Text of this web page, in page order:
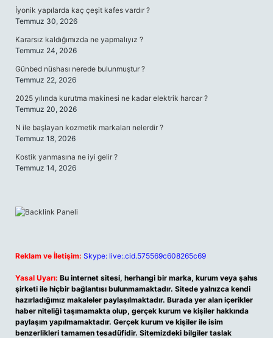
İyonik yapılarda kaç çeşit kafes vardır ?
Temmuz 30, 2026
Kararsız kaldığımızda ne yapmalıyız ?
Temmuz 24, 2026
Günbed nüshası nerede bulunmuştur ?
Temmuz 22, 2026
2025 yılında kurutma makinesi ne kadar elektrik harcar ?
Temmuz 20, 2026
N ile başlayan kozmetik markaları nelerdir ?
Temmuz 18, 2026
Kostik yanmasına ne iyi gelir ?
Temmuz 14, 2026
Reklam ve İletişim: Skype: live:.cid.575569c608265c69
Yasal Uyarı: Bu internet sitesi, herhangi bir marka, kurum veya şahıs
şirketi ile hiçbir bağlantısı bulunmamaktadır. Sitede yalnızca kendi
hazırladığımız makaleler paylaşılmaktadır. Burada yer alan içerikler
haber niteliği taşımamakta olup, gerçek kurum ve kişiler hakkında
paylaşım yapılmamaktadır. Gerçek kurum ve kişiler ile isim
benzerlikleri tamamen tesadüfidir. Sitemizdeki bilgiler taslak